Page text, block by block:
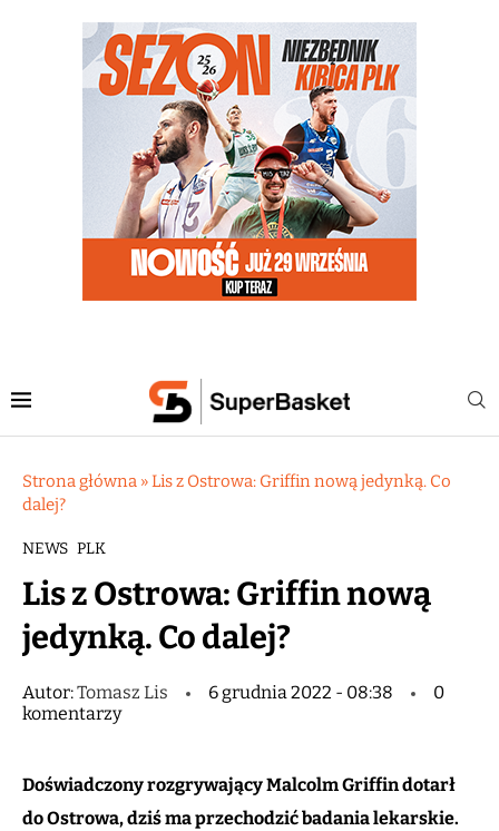
Strona główna »Lis z Ostrowa: Griffin nową jedynką. Co
dalej?
NEWS PLK
Lis z Ostrowa: Griffin nową
jedynką. Co dalej?
Autor:Tomasz Lis 6 grudnia 2022 - 08:38
0
komentarzy
Doświadczony rozgrywający Malcolm Griffin dotarł
do Ostrowa, dziś ma przechodzić badania lekarskie.